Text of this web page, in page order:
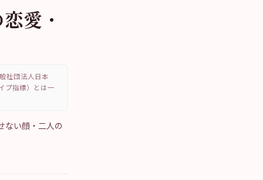
愛・
社団法人日本
プ指標）とは一
ない顔・二人の